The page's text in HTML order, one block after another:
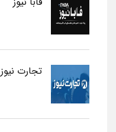
تجارت نیوز